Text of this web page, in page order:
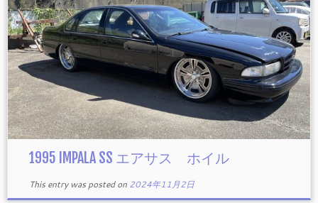
1995 IMPALA SS エアサス ホイル
This entry was posted on 2024年11月2日